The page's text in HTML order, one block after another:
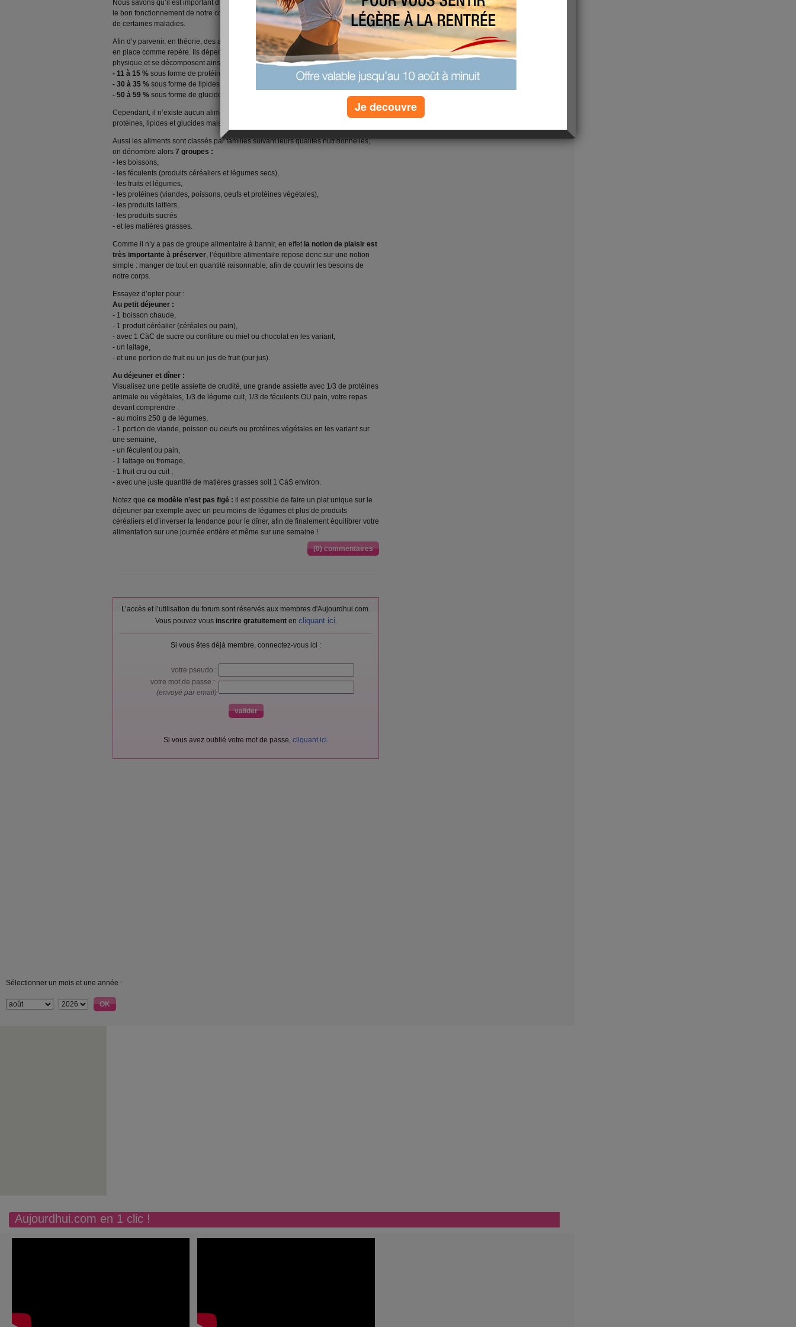
Nous savons qu’il est important d’adopter une alimentation équilibrée pour garantir
le bon fonctionnement de notre corps, maintenir un poids normal stable et prévenir
de certaines maladies.
Afin d’y parvenir, en théorie, des apports énergétiques recommandés ont été mis
en place comme repère. Ils dépendent du sexe, de l'âge, du niveau d’activité
physique et se décomposent ainsi :
- 11 à 15 % sous forme de protéines, 1 g de protéines apportant 4 kcal ;
- 30 à 35 % sous forme de lipides, 1 g de lipides apportant 9 kcal ;
- 50 à 59 % sous forme de glucides, 1 g de glucides apportant 4 kcal.
Cependant, il n’existe aucun aliment qui contiendrait tout ce qui est nécessaire en
protéines, lipides et glucides mais aussi en vitamines et minéraux.
Aussi les aliments sont classés par familles suivant leurs qualités nutritionnelles,
on dénombre alors 7 groupes :
- les boissons,
- les féculents (produits céréaliers et légumes secs),
- les fruits et légumes,
- les protéines (viandes, poissons, oeufs et protéines végétales),
- les produits laitiers,
- les produits sucrés
- et les matières grasses.
Comme il n’y a pas de groupe alimentaire à bannir, en effet la notion de plaisir est
très importante à préserver, l’équilibre alimentaire repose donc sur une notion
simple : manger de tout en quantité raisonnable, afin de couvrir les besoins de
notre corps.
Essayez d’opter pour :
Au petit déjeuner :
- 1 boisson chaude,
- 1 produit céréalier (céréales ou pain),
- avec 1 CàC de sucre ou confiture ou miel ou chocolat en les variant,
- un laitage,
- et une portion de fruit ou un jus de fruit (pur jus).
Au déjeuner et dîner :
Visualisez une petite assiette de crudité, une grande assiette avec 1/3 de protéines
animale ou végétales, 1/3 de légume cuit, 1/3 de féculents OU pain, votre repas
devant comprendre :
- au moins 250 g de légumes,
- 1 portion de viande, poisson ou oeufs ou protéines végétales en les variant sur
une semaine,
- un féculent ou pain,
- 1 laitage ou fromage,
- 1 fruit cru ou cuit ;
- avec une juste quantité de matières grasses soit 1 CàS environ.
Notez que ce modèle n’est pas figé : il est possible de faire un plat unique sur le
déjeuner par exemple avec un peu moins de légumes et plus de produits
céréaliers et d’inverser la tendance pour le dîner, afin de finalement équilibrer votre
alimentation sur une journée entière et même sur une semaine !
(0) commentaires
L’accès et l’utilisation du forum sont réservés aux membres d'Aujourdhui.com.
Vous pouvez vous inscrire gratuitementen cliquant ici.
Si vous êtes déjà membre, connectez-vous ici :
votre pseudo :
votre mot de passe :
(envoyé par email)
Si vous avez oublié votre mot de passe, cliquant ici.
Sélectionner un mois et une année :
Aujourdhui.com en 1 clic !
Je decouvre